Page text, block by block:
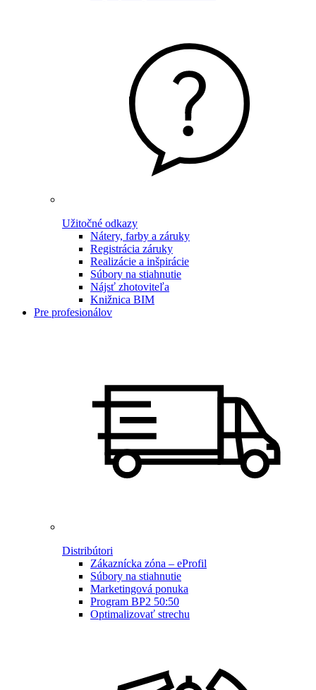
Užitočné odkazy
Nátery, farby a záruky
Registrácia záruky
Realizácie a inšpirácie
Súbory na stiahnutie
Nájsť zhotoviteľa
Knižnica BIM
Pre profesionálov
Distribútori
Zákaznícka zóna – eProfil
Súbory na stiahnutie
Marketingová ponuka
Program BP2 50:50
Optimalizovať strechu